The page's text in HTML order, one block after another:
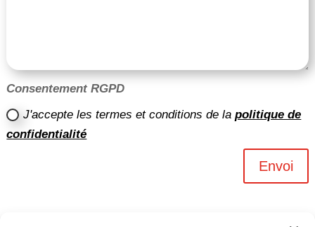
Consentement RGPD
J'accepte les termes et conditions de lapolitique de
confidentialité
Envoi